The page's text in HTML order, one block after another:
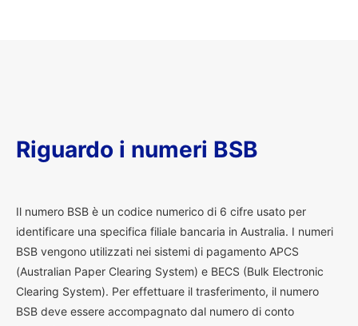
Riguardo i numeri BSB
Il numero BSB è un codice numerico di 6 cifre usato per
identificare una specifica filiale bancaria in Australia. I numeri
BSB vengono utilizzati nei sistemi di pagamento APCS
(Australian Paper Clearing System) e BECS (Bulk Electronic
Clearing System). Per effettuare il trasferimento, il numero
BSB deve essere accompagnato dal numero di conto